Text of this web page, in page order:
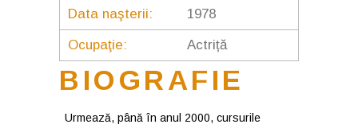
Data naşterii: 1978
Ocupaţie: Actriță
BIOGRAFIE
Urmează, până în anul 2000, cursurile